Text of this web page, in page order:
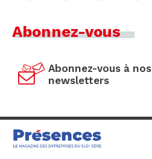
Abonnez-vous
Abonnez-vous à nos
newsletters